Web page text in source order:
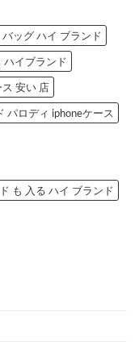
ッグ ハイ ブランド
ハイブランド
安い 店
パロディ iphoneケース
も 入る ハイ ブランド